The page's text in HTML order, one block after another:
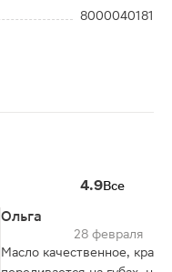
8000040181
4.9Все
Ольга
28 февраля
Масло качественное,